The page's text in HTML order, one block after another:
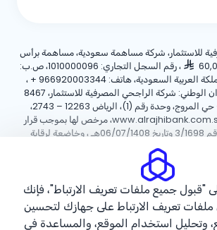
للاستثمار، شركة مساهمة سعودية، مساهمة برأس
، رقم السجل التجاري: 1010000096، ص.ب:
+ 966920003344 ،
8001244455 العنوان الوطني: شركة الراجحي المصرفية للاستثمار، 8467
طريق الملك فهد – حي المروج، وحدة رقم (1)، الرياض 12263 – 2743،
الموقع الإلكتروني: www.alrajhibank.com.sa، مرخص لها بموجب قرار
معالي وزير المالية رقم 3/1698 وتاريخ 06/07/1408هـ ، وخاضعة لرقابة
وإشراف البنك المركزي السعودي.
©2026 مصرف الراجحي.
الارتباطسياسة الخصوصية الأحكام والشروط
"قبول جميع ملفات تعريف الارتباط"، فإنك
تعريف الارتباط على جهازك لتحسين
وتحليل استخدام الموقع، والمساعدة في